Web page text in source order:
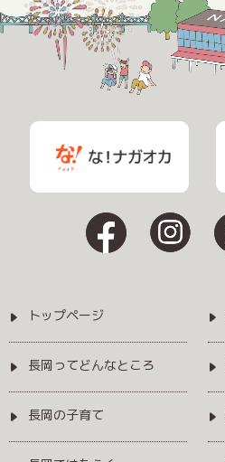
トップページ
長岡ってどんなところ
長岡の子育て